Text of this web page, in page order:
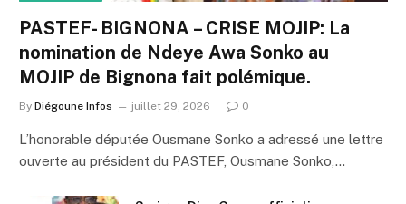
PASTEF- BIGNONA – CRISE MOJIP: La
nomination de Ndeye Awa Sonko au
MOJIP de Bignona fait polémique.
By Diégoune Infos juillet 29, 2026 0
L’honorable députée Ousmane Sonko a adressé une lettre
ouverte au président du PASTEF, Ousmane Sonko,…